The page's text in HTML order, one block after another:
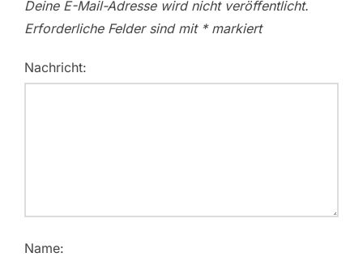
Deine E-Mail-Adresse wird nicht veröffentlicht.
Erforderliche Felder sind mit *markiert
Nachricht:
Name: